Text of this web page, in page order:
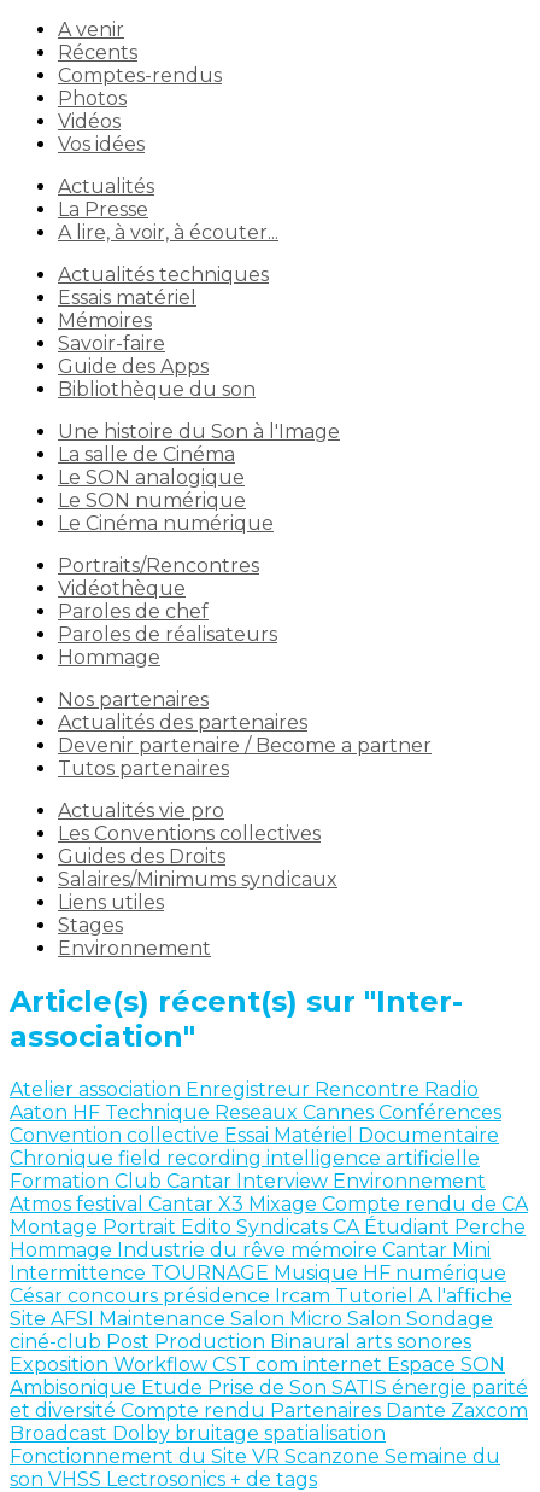
A venir
Récents
Comptes-rendus
Photos
Vidéos
Vos idées
Actualités
La Presse
A lire, à voir, à écouter...
Actualités techniques
Essais matériel
Mémoires
Savoir-faire
Guide des Apps
Bibliothèque du son
Une histoire du Son à l'Image
La salle de Cinéma
Le SON analogique
Le SON numérique
Le Cinéma numérique
Portraits/Rencontres
Vidéothèque
Paroles de chef
Paroles de réalisateurs
Hommage
Nos partenaires
Actualités des partenaires
Devenir partenaire / Become a partner
Tutos partenaires
Actualités vie pro
Les Conventions collectives
Guides des Droits
Salaires/Minimums syndicaux
Liens utiles
Stages
Environnement
Article(s) récent(s) sur "Inter-
association"
Atelier association Enregistreur Rencontre Radio
Aaton HF Technique Reseaux Cannes Conférences
Convention collective Essai Matériel Documentaire
Chronique field recording intelligence artificielle
Formation Club Cantar Interview Environnement
Atmos festival Cantar X3 Mixage Compte rendu de CA
Montage Portrait Edito Syndicats CA Étudiant Perche
Hommage Industrie du rêve mémoire Cantar Mini
Intermittence TOURNAGE Musique HF numérique
César concours présidence Ircam Tutoriel A l'affiche
Site AFSI Maintenance Salon Micro Salon Sondage
ciné-club Post Production Binaural arts sonores
Exposition Workflow CST com internet Espace SON
Ambisonique Etude Prise de Son SATIS énergie parité
et diversité Compte rendu Partenaires Dante Zaxcom
Broadcast Dolby bruitage spatialisation
Fonctionnement du Site VR Scanzone Semaine du
son VHSS Lectrosonics + de tags